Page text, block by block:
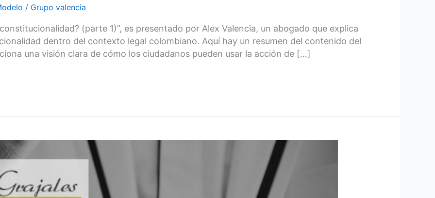
/ Grupo valencia
(parte 1)”, es presentado por Alex Valencia, un abogado que explica
dentro del contexto legal colombiano. Aquí hay un resumen del contenido del
una visión clara de cómo los ciudadanos pueden usar la acción de […]